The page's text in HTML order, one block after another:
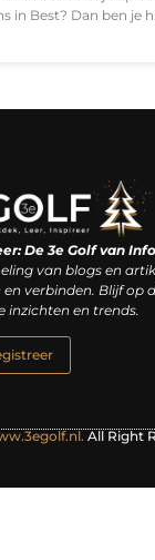
in Best? Dan ben je
De 3e Golf van
van blogs en
verbinden. Blijf op
inzichten en trends.
All Right